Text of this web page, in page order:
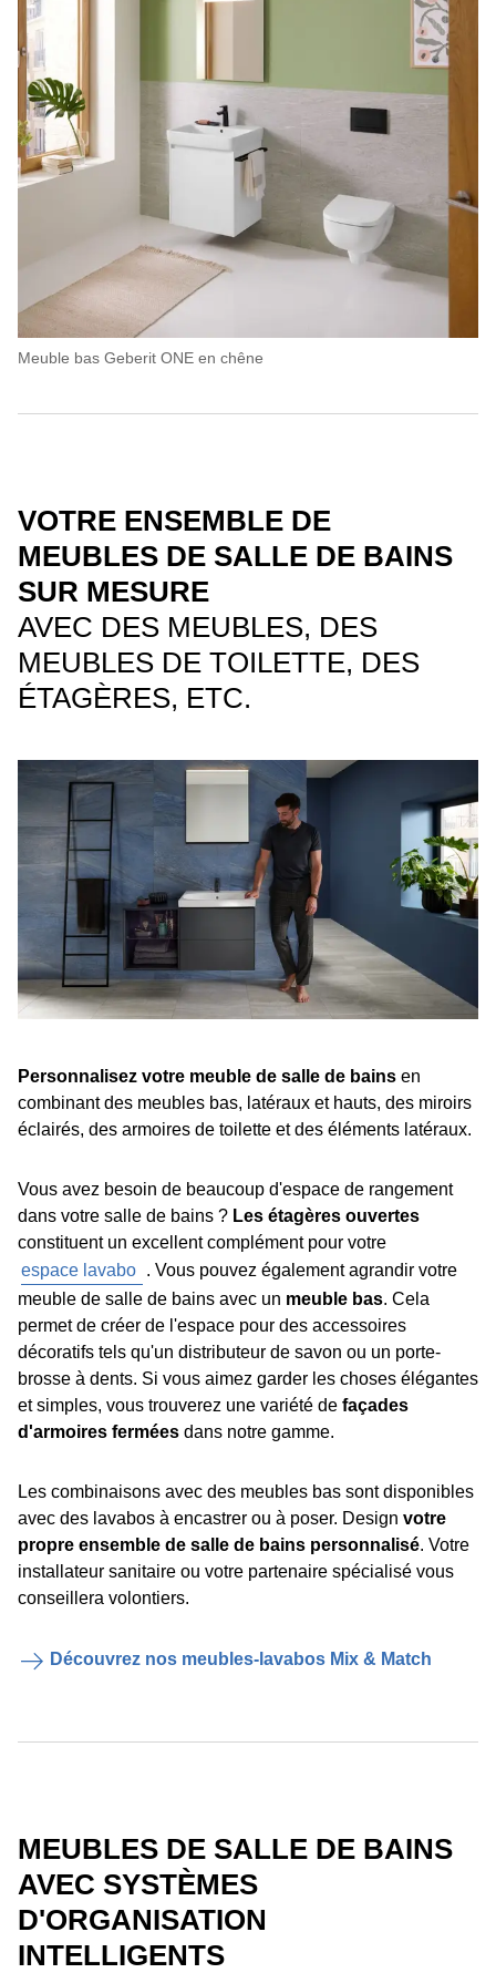
Meuble bas Geberit ONE en chêne
VOTRE ENSEMBLE DE
MEUBLES DE SALLE DE BAINS
SUR MESURE
AVEC DES MEUBLES, DES
MEUBLES DE TOILETTE, DES
ÉTAGÈRES, ETC.
Personnalisez votre meuble de salle de bains en
combinant des meubles bas, latéraux et hauts, des miroirs
éclairés, des armoires de toilette et des éléments latéraux.
Vous avez besoin de beaucoup d'espace de rangement
dans votre salle de bains ? Les étagères ouvertes
constituent un excellent complément pour votre
espace lavabo . Vous pouvez également agrandir votre
meuble de salle de bains avec un meuble bas. Cela
permet de créer de l'espace pour des accessoires
décoratifs tels qu'un distributeur de savon ou un porte-
brosse à dents. Si vous aimez garder les choses élégantes
et simples, vous trouverez une variété de façades
d'armoires fermées dans notre gamme.
Les combinaisons avec des meubles bas sont disponibles
avec des lavabos à encastrer ou à poser. Design votre
propre ensemble de salle de bains personnalisé. Votre
installateur sanitaire ou votre partenaire spécialisé vous
conseillera volontiers.
Découvrez nos meubles-lavabos Mix & Match
MEUBLES DE SALLE DE BAINS
AVEC SYSTÈMES
D'ORGANISATION
INTELLIGENTS